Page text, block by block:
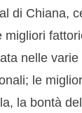
di Chiana,
nelle
le
la bontà